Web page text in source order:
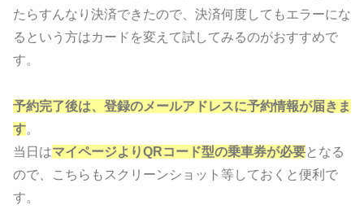
たらすんなり決済できたので、決済何度してもエラーにな
るという方はカードを変えて試してみるのがおすすめで
す。
予約完了後は、登録のメールアドレスに予約情報が届きま
す。
当日はマイページよりQRコード型の乗車券が必要となる
ので、こちらもスクリーンショット等しておくと便利で
す。